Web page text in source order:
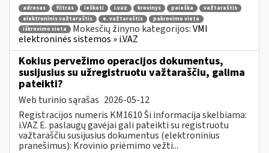
adresas filtras ieškoti i.vaz krovinys paieška
važtaraštis
elektroninis važtaraštis
e. važtaraštis
pakrovimo vieta
iškrovimo vieta
Mokesčių žinyno kategorijos:VMI
elektroninės sistemos » i.VAZ
Kokius pervežimo operacijos dokumentus,
susijusius su užregistruotu važtaraščiu, galima
pateikti?
Web turinio sąrašas 2026-05-12
Registracijos numeris KM1610 Ši informacija skelbiama:
i.VAZ E. paslaugų gavėjai gali pateikti su registruotu
važtaraščiu susijusius dokumentus (elektroninius
pranešimus): Krovinio priėmimo vežti...